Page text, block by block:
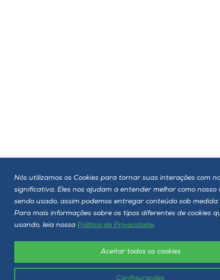
Nós utilizamos os Cookies para tornar suas interações com
significativa. Eles nos ajudam a entender melhor como nosso
sendo usado, assim podemos entregar conteúdo sob medida
Para mais informações sobre os tipos diferentes de cookies
usando, leia nossa Política de Privacidade.
Configurações
Aceitar todos os cookies